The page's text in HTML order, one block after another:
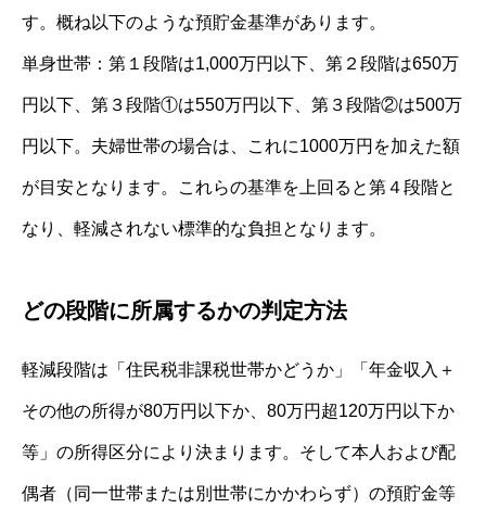
す。概ね以下のような預貯金基準があります。
単身世帯：第１段階は1,000万円以下、第２段階は650万
円以下、第３段階①は550万円以下、第３段階②は500万
円以下。夫婦世帯の場合は、これに1000万円を加えた額
が目安となります。これらの基準を上回ると第４段階と
なり、軽減されない標準的な負担となります。
どの段階に所属するかの判定方法
軽減段階は「住民税非課税世帯かどうか」「年金収入＋
その他の所得が80万円以下か、80万円超120万円以下か
等」の所得区分により決まります。そして本人および配
偶者（同一世帯または別世帯にかかわらず）の預貯金等